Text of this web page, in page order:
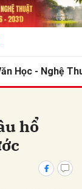
Học - Nghệ
hổ